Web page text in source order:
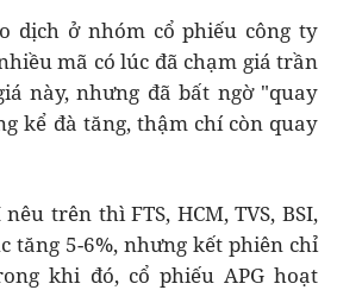
dịch ở nhóm cổ phiếu công ty
mã có lúc đã chạm giá trần
này, nhưng đã bất ngờ "quay
kể đà tăng, thậm chí còn quay
trên thì FTS, HCM, TVS, BSI,
tăng 5-6%, nhưng kết phiên chỉ
khi đó, cổ phiếu APG hoạt